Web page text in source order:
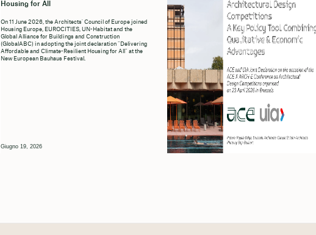
Housing for All
On 11 June 2026, the Architects' Council of Europe joined
Housing Europe, EUROCITIES, UN-Habitat and the
Global Alliance for Buildings and Construction
(GlobalABC) in adopting the joint declaration “Delivering
Affordable and Climate-Resilient Housing for All” at the
New European Bauhaus Festival.
Giugno 19, 2026